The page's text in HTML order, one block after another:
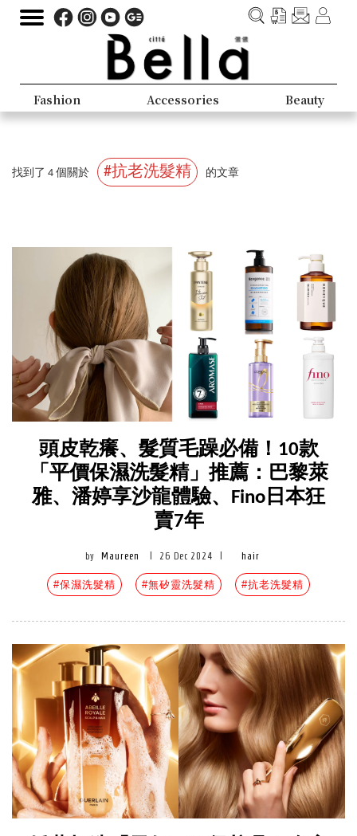
Fashion Accessories Beauty
找到了 4 個關於 #抗老洗髮精 的文章
頭皮乾癢、髮質毛躁必備！10款
「平價保濕洗髮精」推薦：巴黎萊
雅、潘婷享沙龍體驗、Fino日本狂
賣7年
by Maureen 26 Dec 2024 hair
#保濕洗髮精 #無矽靈洗髮精 #抗老洗髮精